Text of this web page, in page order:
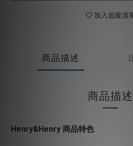
加入追蹤清
商品描述
商品描述
Henry&Henry 商品特色